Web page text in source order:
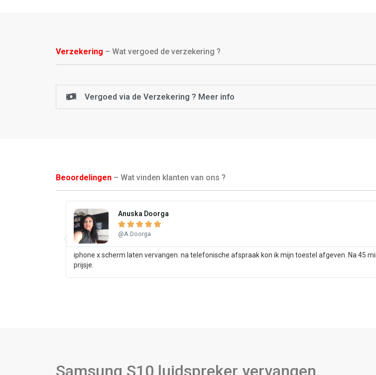
Verzekering – Wat vergoed de verzekering ?
Vergoed via de Verzekering ? Meer info
Beoordelingen – Wat vinden klanten van ons ?
Anuska Doorga
    
@A.Doorga
iphone x scherm laten vervangen. na telefonische afspraak kon ik mijn toestel afgeven. Na 45
prijsje.
Samsung S10 luidspreker vervangen